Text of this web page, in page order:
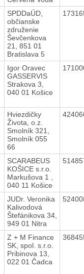
SPDDaÚD,
občianske
združenie
Ševčenkova
21, 851 01
Bratislava 5
Igor Oravec
GASSERVIS
Strakova 3,
040 01 Košice
Hviezdičky
Života, o.z.
Smolník 321,
Smolník 055
66
SCARABEUS
KOŠICE s.r.o.
Markušova 1 ,
040 11 Košice
JUDr. Veronika
Kalivodová
Štefánikova 34,
949 01 Nitra
Z + M Finance
SK, spol. s.r.o.
Pribinova 13,
022 01 Čadca